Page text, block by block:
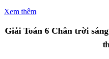
Xem thêm
Giải Toán 6 Chân trời